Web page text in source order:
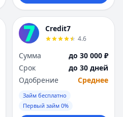
Credit7
4.6
Сумма
до 30 000 ₽
Срок
до 30 дней
Одобрение
Среднее
Займ бесплатно
Первый займ 0%